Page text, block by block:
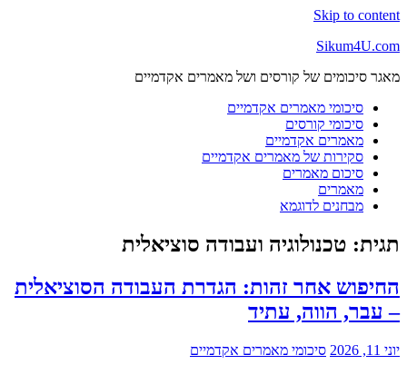
Skip to content
Sikum4U.com
מאגר סיכומים של קורסים ושל מאמרים אקדמיים
סיכומי מאמרים אקדמיים
סיכומי קורסים
מאמרים אקדמיים
סקירות של מאמרים אקדמיים
סיכום מאמרים
מאמרים
מבחנים לדוגמא
תגית: טכנולוגיה ועבודה סוציאלית
החיפוש אחר זהות: הגדרת העבודה הסוציאלית
– עבר, הווה, עתיד
יוני 11, 2026
סיכומי מאמרים אקדמיים